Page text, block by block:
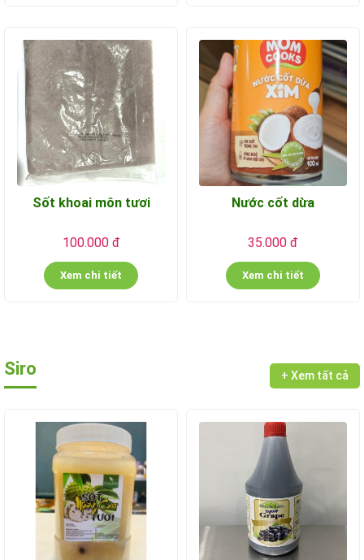
Sốt khoai môn tươi
100.000 đ
Xem chi tiết
Nước cốt dừa
35.000 đ
Xem chi tiết
Siro + Xem tất cả